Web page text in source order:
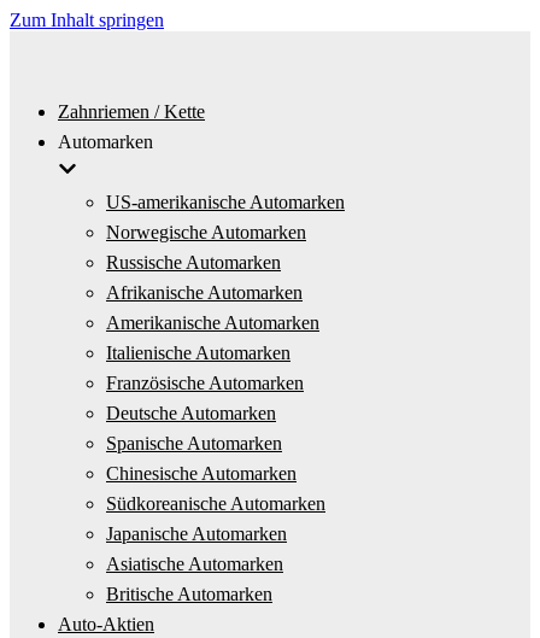
Zum Inhalt springen
Zahnriemen / Kette
Automarken
US-amerikanische Automarken
Norwegische Automarken
Russische Automarken
Afrikanische Automarken
Amerikanische Automarken
Italienische Automarken
Französische Automarken
Deutsche Automarken
Spanische Automarken
Chinesische Automarken
Südkoreanische Automarken
Japanische Automarken
Asiatische Automarken
Britische Automarken
Auto-Aktien